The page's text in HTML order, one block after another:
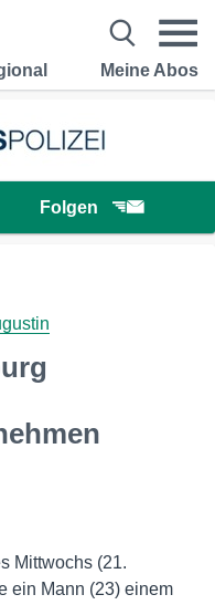
Meine Abos
Folgen
Mittwochs (21.
ein Mann (23) einem